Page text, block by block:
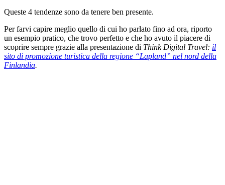
Queste 4 tendenze sono da tenere ben presente.
Per farvi capire meglio quello di cui ho parlato fino ad ora, riporto
un esempio pratico, che trovo perfetto e che ho avuto il piacere di
scoprire sempre grazie alla presentazione di Think Digital Travel: il
sito di promozione turistica della regione “Lapland” nel nord della
Finlandia.